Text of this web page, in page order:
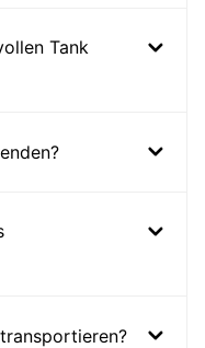
Tank